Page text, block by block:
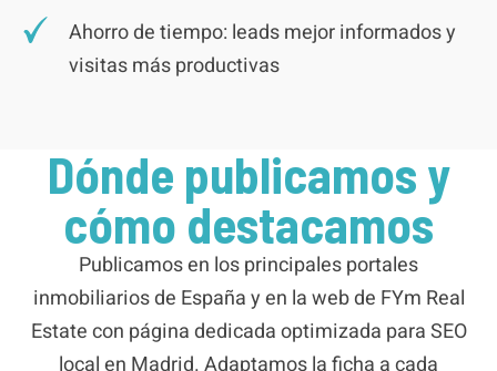
Ahorro de tiempo: leads mejor informados y
visitas más productivas
Dónde publicamos y
cómo destacamos
Publicamos en los principales portales
inmobiliarios de España y en la web de FYm Real
Estate con página dedicada optimizada para SEO
local en Madrid. Adaptamos la ficha a cada